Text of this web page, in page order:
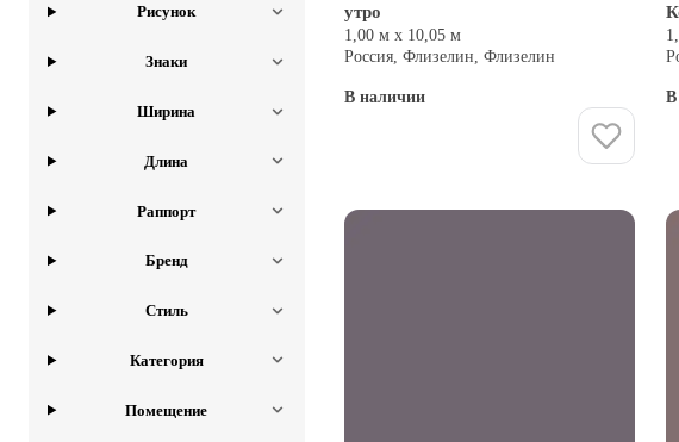
Рисунок
Знаки
Ширина
Длина
Раппорт
Бренд
Стиль
Категория
Помещение
утро
1,00 м х 10,05 м
Россия, Флизелин, Флизелин
В наличии В